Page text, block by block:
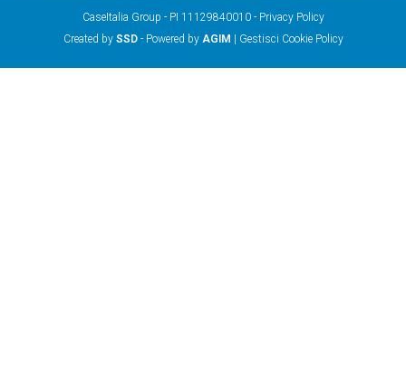
CaseItalia Group - PI 11129840010 - Privacy Policy
Created by SSD- Powered by AGIM Gestisci Cookie Policy